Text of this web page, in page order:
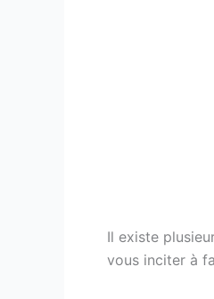
Il existe
vous inciter à